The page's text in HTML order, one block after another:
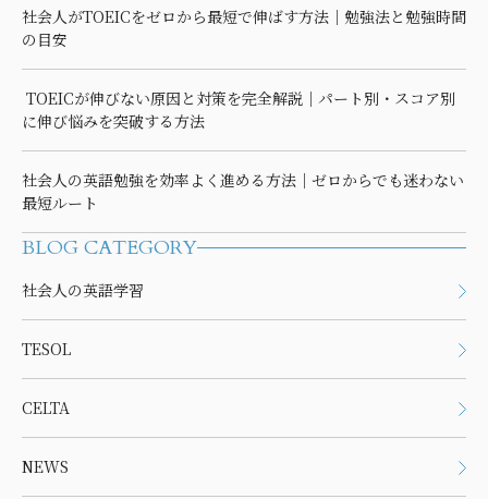
社会人がTOEICをゼロから最短で伸ばす方法｜勉強法と勉強時間
の目安
TOEICが伸びない原因と対策を完全解説｜パート別・スコア別
に伸び悩みを突破する方法
社会人の英語勉強を効率よく進める方法｜ゼロからでも迷わない
最短ルート
BLOG CATEGORY
社会人の英語学習
TESOL
CELTA
NEWS